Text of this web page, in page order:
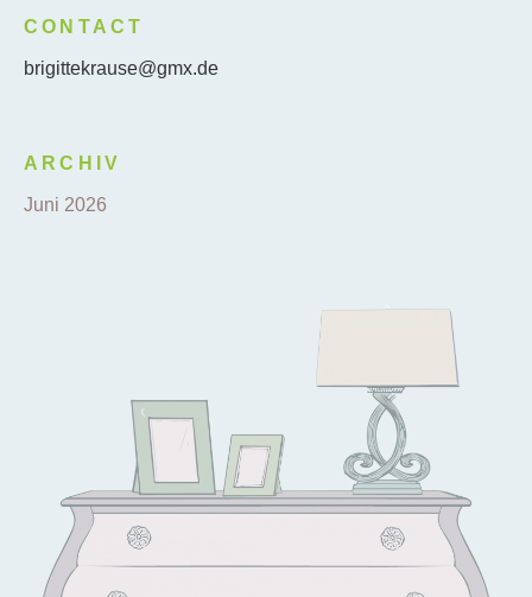
CONTACT
brigittekrause@gmx.de
ARCHIV
Juni 2026